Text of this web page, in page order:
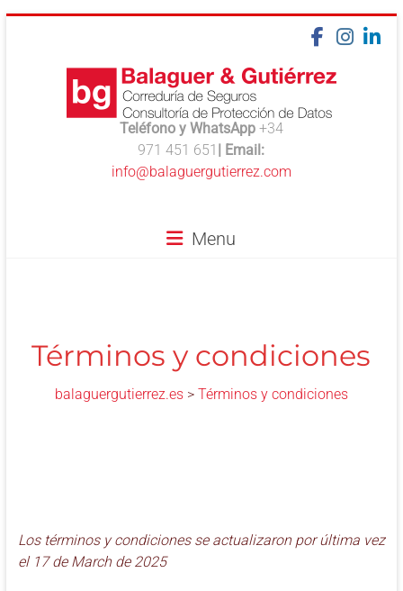
balaguergutierrez.es
Teléfono y WhatsApp +34
971 451 651 | Email:
info@balaguergutierrez.com
Menu
Términos y condiciones
balaguergutierrez.es> Términos y condiciones
Los términos y condiciones se actualizaron por última vez
el 17 de March de 2025